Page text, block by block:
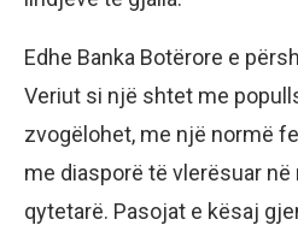
Edhe Banka Botërore e
Veriut si një shtet me
zvogëlohet, me një normë
me diasporë të vlerësuar
qytetarë. Pasojat e kësaj